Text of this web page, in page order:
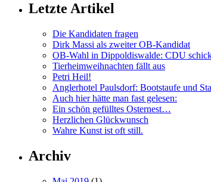
Letzte Artikel
Die Kandidaten fragen
Dirk Massi als zweiter OB-Kandidat
OB-Wahl in Dippoldiswalde: CDU
Tierheimweihnachten fällt aus
Petri Heil!
Anglerhotel Paulsdorf: Bootstaufe und
Auch hier hätte man fast gelesen:
Ein schön gefülltes Osternest…
Herzlichen Glückwunsch
Wahre Kunst ist oft still.
Archiv